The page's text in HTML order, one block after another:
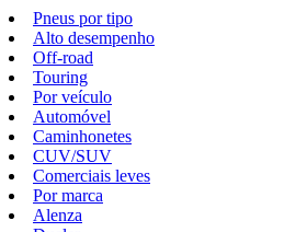
Pneus por tipo
Alto desempenho
Off-road
Touring
Por veículo
Automóvel
Caminhonetes
CUV/SUV
Comerciais leves
Por marca
Alenza